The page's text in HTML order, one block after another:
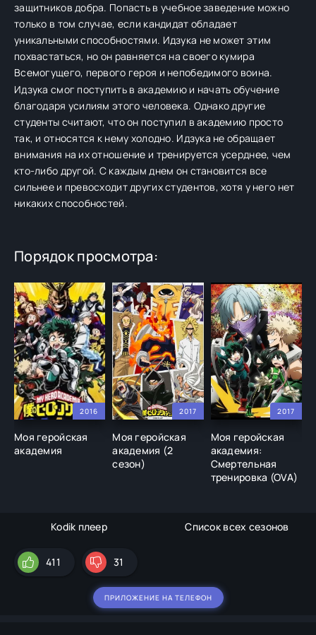
защитников добра. Попасть в учебное заведение можно
только в том случае, если кандидат обладает
уникальными способностями. Идзука не может этим
похвастаться, но он равняется на своего кумира
Всемогущего, первого героя и непобедимого воина.
Идзука смог поступить в академию и начать обучение
благодаря усилиям этого человека. Однако другие
студенты считают, что он поступил в академию просто
так, и относятся к нему холодно. Идзука не обращает
внимания на их отношение и тренируется усерднее, чем
кто-либо другой. С каждым днем он становится все
сильнее и превосходит других студентов, хотя у него нет
никаких способностей.
Порядок просмотра:
2016
Моя геройская
академия
2017
Моя геройская
академия (2
сезон)
2017
Моя геройская
академия:
Смертельная
тренировка (OVA)
Kodik плеер Список всех сезонов
411 31
ПРИЛОЖЕНИЕ НА ТЕЛЕФОН